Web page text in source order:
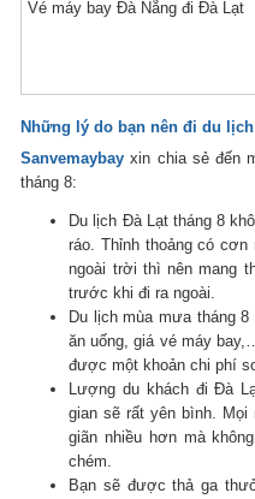
Vé máy bay Đà Nẵng đi Đà Lạt
Những lý do bạn nên đi du
Sanvemaybay xin chia sẻ đến
tháng 8:
Du lịch Đà Lạt tháng 8
ráo. Thỉnh thoảng có
ngoài trời thì nên mang
trước khi đi ra ngoài.
Du lịch mùa mưa tháng
ăn uống, giá vé máy
được một khoản chi phí
Lượng du khách đi Đà
gian sẽ rất yên bình.
giãn nhiều hơn mà
chém.
Bạn sẽ được thả ga